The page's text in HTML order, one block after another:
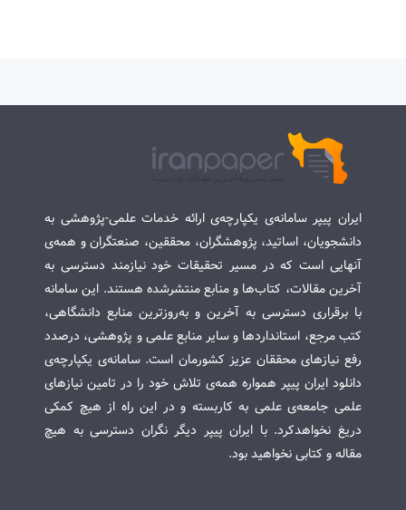
ایران پیپر سامانه‌ی یکپارچه‌ی ارائه خدمات علمی-پژوهشی به
دانشجویان، اساتید، پژوهشگران، محققین، صنعتگران و همه‌ی
آنهایی است که در مسیر تحقیقات خود نیازمند دسترسی به
آخرین مقالات، کتاب‌ها و منابع منتشرشده هستند. این سامانه
با برقراری دسترسی به آخرین و به‌روزترین منابع دانشگاهی،
کتب مرجع، استانداردها و سایر منابع علمی و پژوهشی، درصدد
رفع نیازهای محققان عزیز کشورمان است. سامانه‌ی یکپارچه‌ی
دانلود ایران پیپر همواره همه‌ی تلاش خود را در تامین نیازهای
علمی جامعه‌ی علمی به کاربسته و در این راه از هیچ کمکی
دریغ نخواهدکرد. با ایران پیپر دیگر نگران دسترسی به هیچ
مقاله و کتابی نخواهید بود.